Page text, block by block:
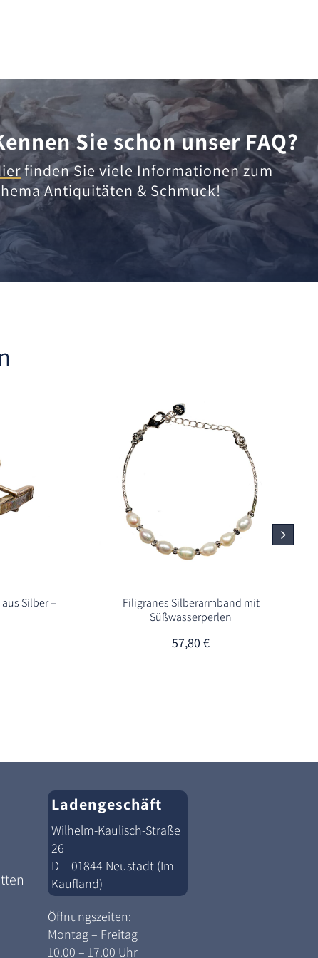
Sie schon unser FAQ?
finden Sie viele Informationen zum
Antiquitäten & Schmuck!
Silber –
Filigranes Silberarmband mit
Süßwasserperlen
57,80€
Ladengeschäft
Wilhelm-Kaulisch-Straße
26
D – 01844 Neustadt (Im
Kaufland)
Öffnungszeiten:
Montag – Freitag
10.00 – 17.00 Uhr